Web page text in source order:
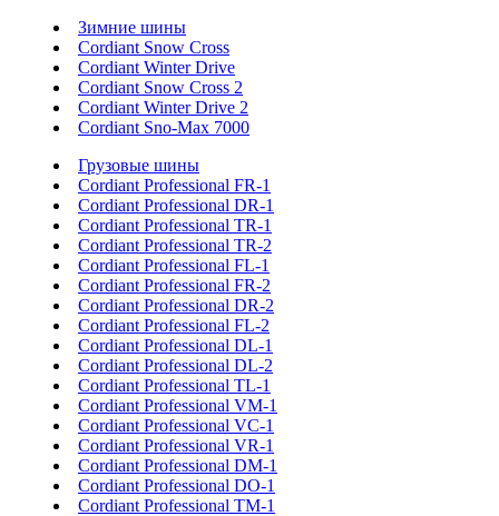
Зимние шины
Cordiant Snow Cross
Cordiant Winter Drive
Cordiant Snow Cross 2
Cordiant Winter Drive 2
Cordiant Sno-Max 7000
Грузовые шины
Cordiant Professional FR-1
Cordiant Professional DR-1
Cordiant Professional TR-1
Cordiant Professional TR-2
Cordiant Professional FL-1
Cordiant Professional FR-2
Cordiant Professional DR-2
Cordiant Professional FL-2
Cordiant Professional DL-1
Cordiant Professional DL-2
Cordiant Professional TL-1
Cordiant Professional VM-1
Cordiant Professional VC-1
Cordiant Professional VR-1
Cordiant Professional DM-1
Cordiant Professional DO-1
Cordiant Professional TM-1